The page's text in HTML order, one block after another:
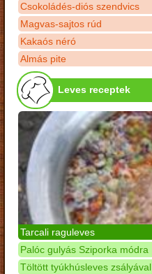
Csokoládés-diós szendvics
Magvas-sajtos rúd
Kakaós néró
Almás pite
Leves receptek
Tarcali raguleves
Palóc gulyás Sziporka módra
Töltött tyúkhúsleves zsályával